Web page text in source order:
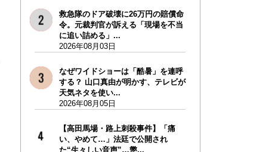
救急隊のドア破壊に26万円の賠償命
令。元裁判官が訴える「現場を不当
に追い詰める」...
2026年08月03日
なぜワイドショーは「酷暑」を連呼
する？ 山口真由が明かす、テレビが
天気ネタを使い...
2026年08月05日
【高田馬場・路上刺殺事件】「痛
い、やめて…」法廷で公開され
た“生々しい音声”…懲...